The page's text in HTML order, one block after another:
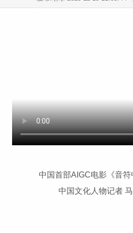
中国首部AIGC电影《音
中国文化人物记者